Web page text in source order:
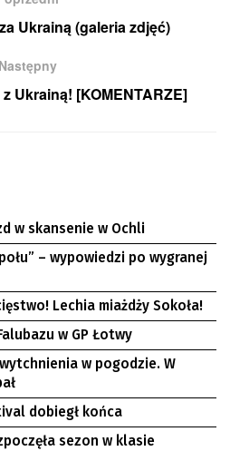
Ukrainą (galeria zdjęć)
Następny
Ukrainą! [KOMENTARZE]
w skansenie w Ochli
– wypowiedzi po wygranej
Lechia miażdży Sokoła!
w GP Łotwy
w pogodzie. W
dobiegł końca
sezon w klasie